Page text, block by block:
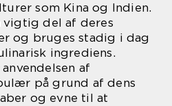
som Kina og Indien.
vigtig del af deres
og bruges stadig i dag
ingrediens.
af
på grund af dens
og evne til at